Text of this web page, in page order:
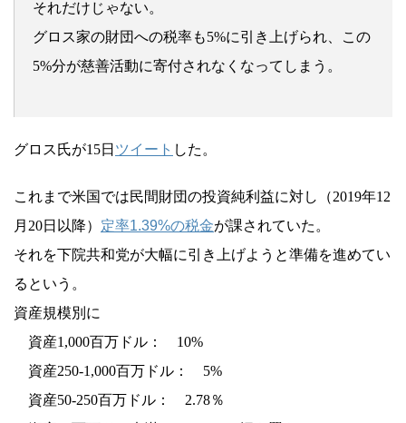
それだけじゃない。
グロス家の財団への税率も5%に引き上げられ、この
5%分が慈善活動に寄付されなくなってしまう。
グロス氏が15日 ツイート した。
これまで米国では民間財団の投資純利益に対し（2019年12
月20日以降） 定率1.39%の税金が課されていた。
それを下院共和党が大幅に引き上げようと準備を進めてい
るという。
資産規模別に
資産1,000百万ドル： 10%
資産250-1,000百万ドル： 5%
資産50-250百万ドル： 2.78％